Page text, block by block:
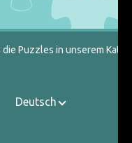
Puzzles in unserem
Deutsch